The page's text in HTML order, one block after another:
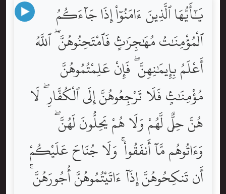
يَٰٓأَيُّهَا ٱلَّذِينَ ءَامَنُوٓاْ إِذَا جَآءَكُمُ
ٱلْمُؤْمِنَٰتُ مُهَٰجِرَٰتٍۢ فَٱمْتَحِنُوهُنَّ ۖ ٱللَّهُ
أَعْلَمُ بِإِيمَٰنِهِنَّ ۖ فَإِنْ عَلِمْتُمُوهُنَّ
مُؤْمِنَٰتٍۢ فَلَا تَرْجِعُوهُنَّ إِلَى ٱلْكُفَّارِ ۖ لَا
هُنَّ حِلٌّۭ لَّهُمْ وَلَا هُمْ يَحِلُّونَ لَهُنَّ ۖ
وَءَاتُوهُم مَّآ أَنفَقُواْ ۚ وَلَا جُنَاحَ عَلَيْكُمْ
أَن تَنكِحُوهُنَّ إِذَآ ءَاتَيْتُمُوهُنَّ أُجُورَهُنَّ ۚ